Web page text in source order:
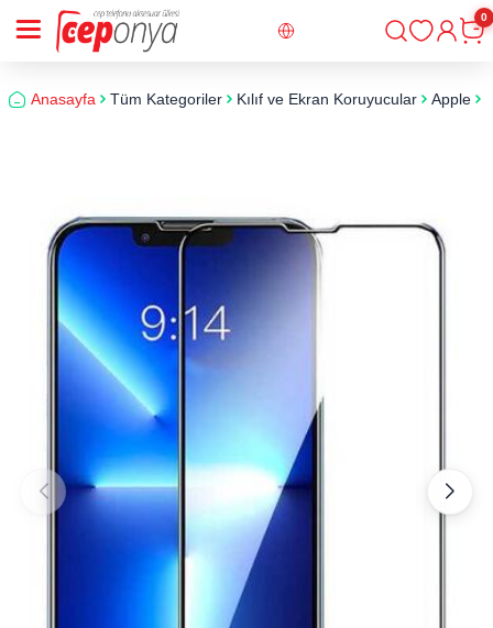
Giriş
0
Anasayfa Tüm Kategoriler Kılıf ve Ekran Koruyucular Apple